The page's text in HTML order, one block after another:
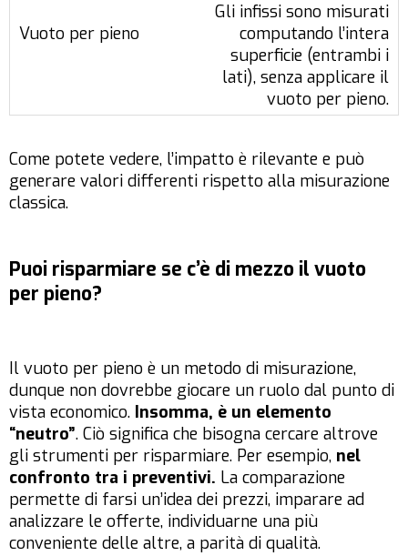
Gli infissi sono misurati
computando l’intera
superficie (entrambi i
lati), senza applicare il
vuoto per pieno.
Come potete vedere, l’impatto è rilevante e può
generare valori differenti rispetto alla misurazione
classica.
Puoi risparmiare se c’è di mezzo il vuoto
per pieno?
Il vuoto per pieno è un metodo di misurazione,
dunque non dovrebbe giocare un ruolo dal punto di
vista economico. Insomma, è un elemento
“neutro”. Ciò significa che bisogna cercare altrove
gli strumenti per risparmiare. Per esempio, nel
confronto tra i preventivi. La comparazione
permette di farsi un’idea dei prezzi, imparare ad
analizzare le offerte, individuarne una più
conveniente delle altre, a parità di qualità.